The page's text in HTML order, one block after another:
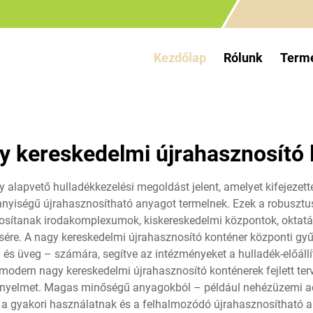
Kezdőlap Rólunk
kereskedelmi újrahasznosító
alapvető hulladékkezelési megoldást jelent, amelyet
újrahasznosítható anyagot termelnek. Ezek a
irodakomplexumok, kiskereskedelmi központok,
A nagy kereskedelmi újrahasznosító konténer központi
üveg – számára, segítve az intézményeket a hulladék-
nagy kereskedelmi újrahasznosító konténerek fejlett
Magas minőségű anyagokból – például nehézüzemi
gyakori használatnak és a felhalmozódó újrahasznosítható